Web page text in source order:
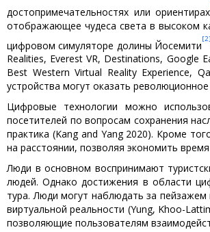
достопримечательностях или ориентирах
отображающее чудеса света в высоком
цифровом симуляторе долины Йосемити[2]
Realities, Everest VR, Destinations, Google
Best Western Virtual Reality Experience,
устройства могут оказать
Цифровые технологии можно
посетителей по вопросам сохранения
практика (Kang and Yang 2020). Кроме
на расстоянии, позволяя экономить
Люди в основном воспринимают
людей. Однако достижения в области
тура. Люди могут наблюдать за
виртуальной реальности (Yung, Khoo-
позволяющие пользователям